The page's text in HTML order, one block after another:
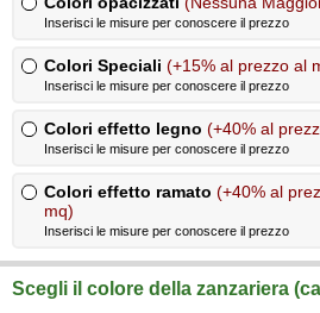
Inserisci le misure per conoscere il prezzo
Colori Speciali (+15% al prezzo al
Inserisci le misure per conoscere il prezzo
Colori effetto legno (+40% al
Inserisci le misure per conoscere il prezzo
Colori effetto ramato (+40% al
mq)
Inserisci le misure per conoscere il prezzo
Scegli il colore della zanzariera